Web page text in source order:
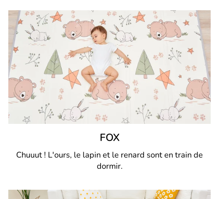
FOX
Chuuut ! L'ours, le lapin et le renard sont en train de
dormir.